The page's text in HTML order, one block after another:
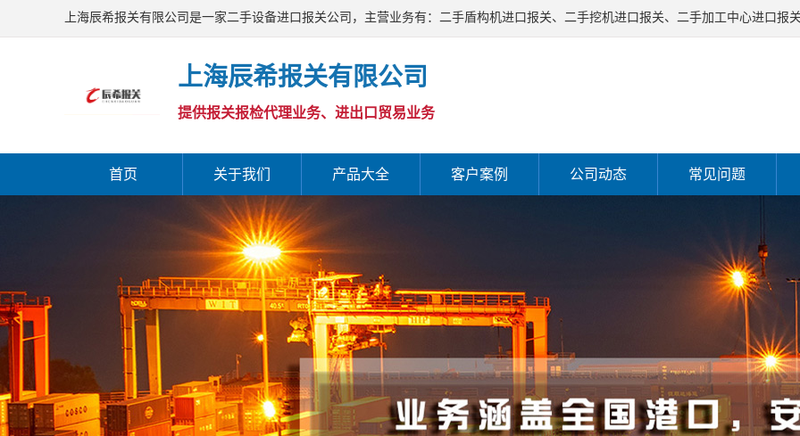
上海辰希报关有限公司是一家二手设备进口报关公司，主营业务有：二手盾构机进口报关、二手挖机进口报关、二手加工中心进口
上海辰希报关有限公司
提供报关报检代理业务、进出口贸易业务
首页 关于我们 产品大全 客户案例 公司动态 常见问题